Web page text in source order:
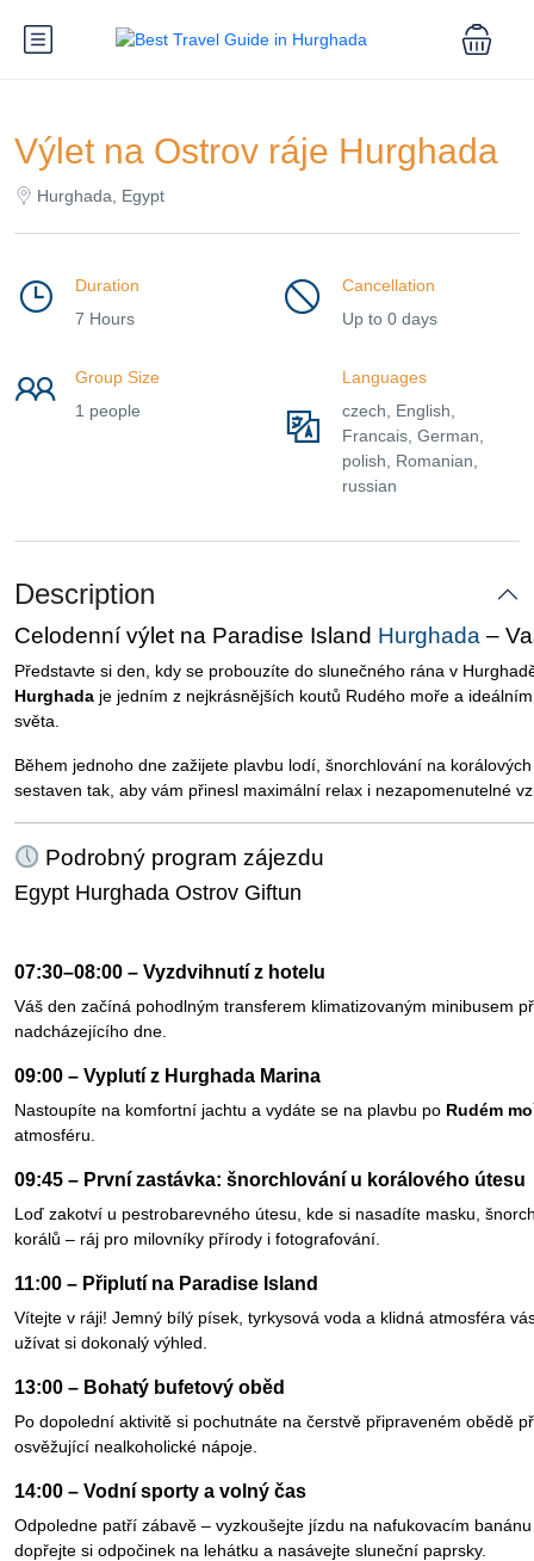
Výlet na Ostrov ráje Hurghada
Hurghada, Egypt
Duration
7 Hours
Cancellation
Up to 0 days
Group Size
1 people
Languages
czech, English,
Francais, German,
polish, Romanian,
russian
Description
Celodenní výlet na Paradise Island Hurghada –
Představte si den, kdy se probouzíte do slunečného rána v
Hurghada je jedním z nejkrásnějších koutů Rudého moře a
světa.
Během jednoho dne zažijete plavbu lodí, šnorchlování na
sestaven tak, aby vám přinesl maximální relax i nezapomenutelné
Podrobný program zájezdu
Egypt Hurghada Ostrov Giftun
07:30–08:00 – Vyzdvihnutí z hotelu
Váš den začíná pohodlným transferem klimatizovaným minibusem
nadcházejícího dne.
09:00 – Vyplutí z Hurghada Marina
Nastoupíte na komfortní jachtu a vydáte se na plavbu po Rudém
atmosféru.
09:45 – První zastávka: šnorchlování u korálového útesu
Loď zakotví u pestrobarevného útesu, kde si nasadíte masku,
korálů – ráj pro milovníky přírody i fotografování.
11:00 – Připlutí na Paradise Island
Vítejte v ráji! Jemný bílý písek, tyrkysová voda a klidná atmosféra
užívat si dokonalý výhled.
13:00 – Bohatý bufetový oběd
Po dopolední aktivitě si pochutnáte na čerstvě připraveném obědě
osvěžující nealkoholické nápoje.
14:00 – Vodní sporty a volný čas
Odpoledne patří zábavě – vyzkoušejte jízdu na nafukovacím
dopřejte si odpočinek na lehátku a nasávejte sluneční paprsky.